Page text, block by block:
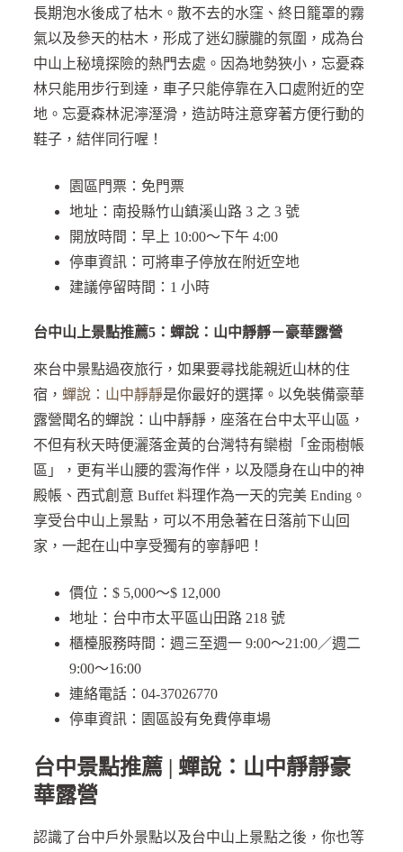
長期泡水後成了枯木。散不去的水窪、終日籠罩的霧
氣以及參天的枯木，形成了迷幻朦朧的氛圍，成為台
中山上秘境探險的熱門去處。因為地勢狹小，忘憂森
林只能用步行到達，車子只能停靠在入口處附近的空
地。忘憂森林泥濘溼滑，造訪時注意穿著方便行動的
鞋子，結伴同行喔！
園區門票：免門票
地址：南投縣竹山鎮溪山路 3 之 3 號
開放時間：早上 10:00～下午 4:00
停車資訊：可將車子停放在附近空地
建議停留時間：1 小時
台中山上景點推薦5：蟬說：山中靜靜－豪華露營
來台中景點過夜旅行，如果要尋找能親近山林的住
宿， 蟬說：山中靜靜是你最好的選擇。以免裝備豪華
露營聞名的蟬說：山中靜靜，座落在台中太平山區，
不但有秋天時便灑落金黃的台灣特有欒樹「金雨樹帳
區」，更有半山腰的雲海作伴，以及隱身在山中的神
殿帳、西式創意 Buffet 料理作為一天的完美 Ending。
享受台中山上景點，可以不用急著在日落前下山回
家，一起在山中享受獨有的寧靜吧！
價位：$ 5,000～$ 12,000
地址：台中市太平區山田路 218 號
櫃檯服務時間：週三至週一 9:00～21:00／週二
9:00～16:00
連絡電話：04-37026770
停車資訊：園區設有免費停車場
台中景點推薦 | 蟬說：山中靜靜豪
華露營
認識了台中戶外景點以及台中山上景點之後，你也等